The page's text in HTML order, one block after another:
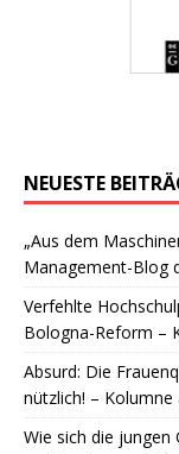
NEUESTE
„Aus dem
Management-Blog
Verfehlte
Bologna-Reform –
Absurd: Die
nützlich! –
Wie sich die